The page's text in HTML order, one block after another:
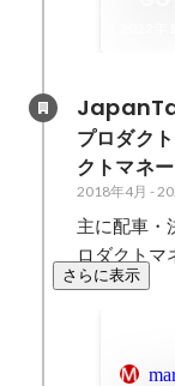
プロダク
クトマネ
2018年4月 -
主に配車・
ロダクトマ
さらに表示